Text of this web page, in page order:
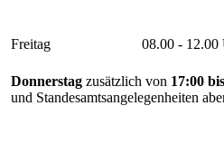
Freitag 08.00 - 12.00
Donnerstag zusätzlich von 17:00
und Standesamtsangelegenheiten